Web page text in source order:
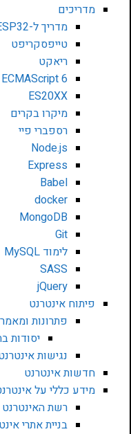
מדריכים
מדריך ל-ESP32 לילדים ולהורים מאפס
טייפסקריפט
ריאקט
ECMAScript 6
ES20XX
מיקרו בקרים
רספברי פיי
Node.js
Express
Babel
docker
MongoDB
Git
לימוד MySQL
SASS
jQuery
פיתוח אינטרנט
פתרונות
יסודות
נגישות
חדשות אינטרנט
מידע כללי על
רשת האינטרנט
בניית אתרי